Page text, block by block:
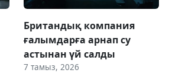
Британдық компания
ғалымдарға арнап су
астынан үй салды
7 тамыз, 2026